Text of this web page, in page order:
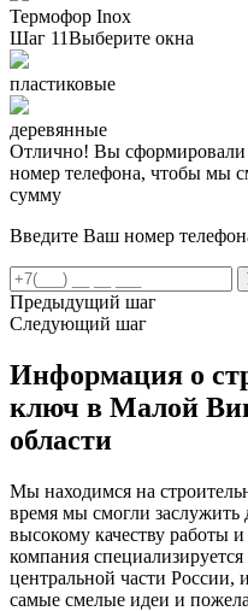
Термофор Inox
Шаг 11Выберите окна
пластиковые
деревянные
Отлично! Вы
номер телефона, чтобы мы
сумму
Введите Ваш номер
Предыдущий шаг
Следующий шаг
Информация о
ключ в Малой
области
Мы находимся на
время мы смогли заслужить
высокому качеству работы
компания
центральной части
самые смелые идеи и